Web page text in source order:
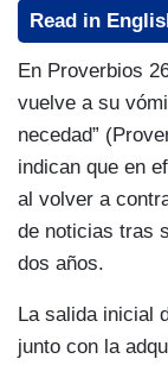
Read in
En Proverbios
vuelve a su
necedad”
indican que en
al volver a
de noticias tras
dos años.
La salida inicial
junto con la